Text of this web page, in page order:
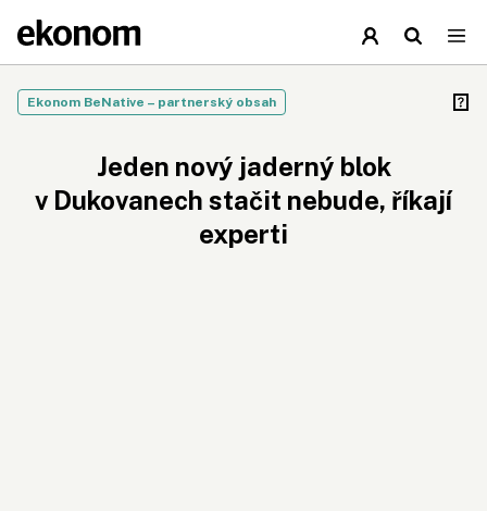
Ekonom BeNative – partnerský obsah
Jeden nový jaderný blok
v Dukovanech stačit nebude, říkají
experti